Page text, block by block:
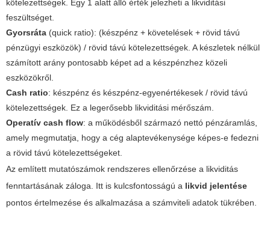
kötelezettségek. Egy 1 alatt álló érték jelezheti a likviditási
feszültséget.
Gyorsráta (quick ratio): (készpénz + követelések + rövid távú
pénzügyi eszközök) / rövid távú kötelezettségek. A készletek nélkül
számított arány pontosabb képet ad a készpénzhez közeli
eszközökről.
Cash ratio: készpénz és készpénz-egyenértékesek / rövid távú
kötelezettségek. Ez a legerősebb likviditási mérőszám.
Operatív cash flow: a működésből származó nettó pénzáramlás,
amely megmutatja, hogy a cég alaptevékenysége képes-e fedezni
a rövid távú kötelezettségeket.
Az említett mutatószámok rendszeres ellenőrzése a likviditás
fenntartásának záloga. Itt is kulcsfontosságú a likvid jelentése
pontos értelmezése és alkalmazása a számviteli adatok tükrében.